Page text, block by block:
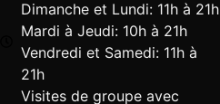
Dimanche et Lundi: 11h à 21h
Mardi à Jeudi: 10h à 21h
Vendredi et Samedi: 11h à
21h
Visites de groupe avec